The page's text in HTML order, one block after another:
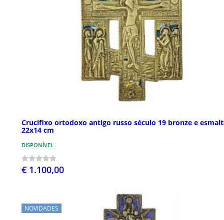
Crucifixo ortodoxo antigo russo século 19 bronze e
22x14 cm
DISPONÍVEL
€ 1.100,00
NOVIDADES